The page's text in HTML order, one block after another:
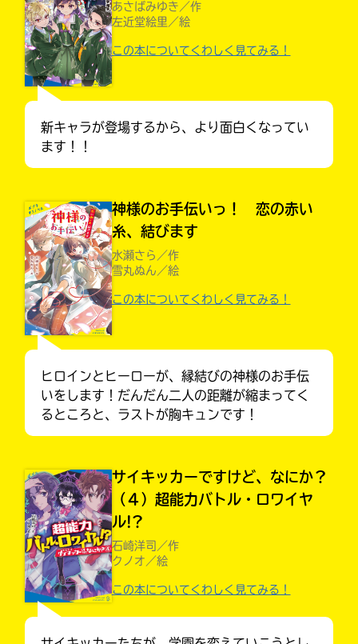
みんなとおしゃべり
あさばみゆき／作
左近堂絵里／絵
この本についてくわしく見てみる！
新キャラが登場するから、より面白くなってい
ます！！
神様のお手伝いっ！ 恋の赤い
糸、結びます
水瀬さら／作
雪丸ぬん／絵
この本についてくわしく見てみる！
ヒロインとヒーローが、縁結びの神様のお手伝
いをします！だんだん二人の距離が縮まってく
るところと、ラストが胸キュンです！
サイキッカーですけど、なにか？
（４）超能力バトル・ロワイヤ
ル!?
石崎洋司／作
クノオ／絵
この本についてくわしく見てみる！